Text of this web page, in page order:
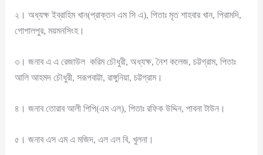
২। অধ্যক্ষ ইব্রাহিম খান(প্রাক্তন এম সি এ), পিতাঃ মৃত শাহবার খান, পিরামদি,
গোপালপুর, ময়মনসিংহ।
৩। জনাব এ এ রেজাউল করিম চৌধুরী, অধ্যক্ষ, নৈশ কলেজ, চট্টগ্রাম, পিতাঃ
আলি আহমদ চৌধুরী, সরূপবাট্টা, রাঙ্গুনিয়া, চট্টগ্রাম।
৪। জনাব তোরাব আলী পিপি(এম এল), পিতাঃ রফিক উদ্দিন, পাবনা টাউন।
৫। জনাব এস এম এ মজিদ, এল এল বি, খুলনা।